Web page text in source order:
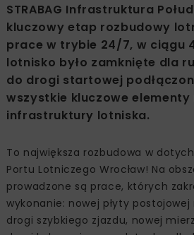
STRABAG Infrastruktura
kluczowy etap rozbudowy
prace w trybie 24/7, w ciągu
lotnisko było zamknięte dla
do drogi startowej
wszystkie kluczowe
infrastruktury lotniska.
To największa rozbudowa w
Portu Lotniczego Wrocław! Na
prowadzone są prace, których
wykonanie: nowej płyty postojowej
drogi szybkiego zjazdu, nowej